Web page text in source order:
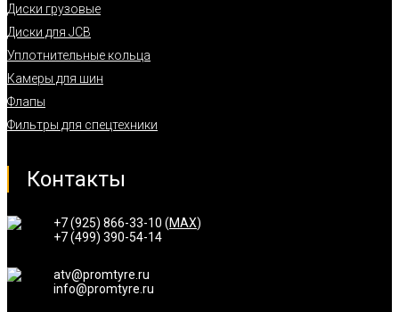
Диски грузовые
Диски для JCB
Уплотнительные кольца
Камеры для шин
Флапы
Фильтры для спецтехники
Контакты
+7 (925) 866-33-10 (MAX)
+7 (499) 390-54-14
atv@promtyre.ru
info@promtyre.ru